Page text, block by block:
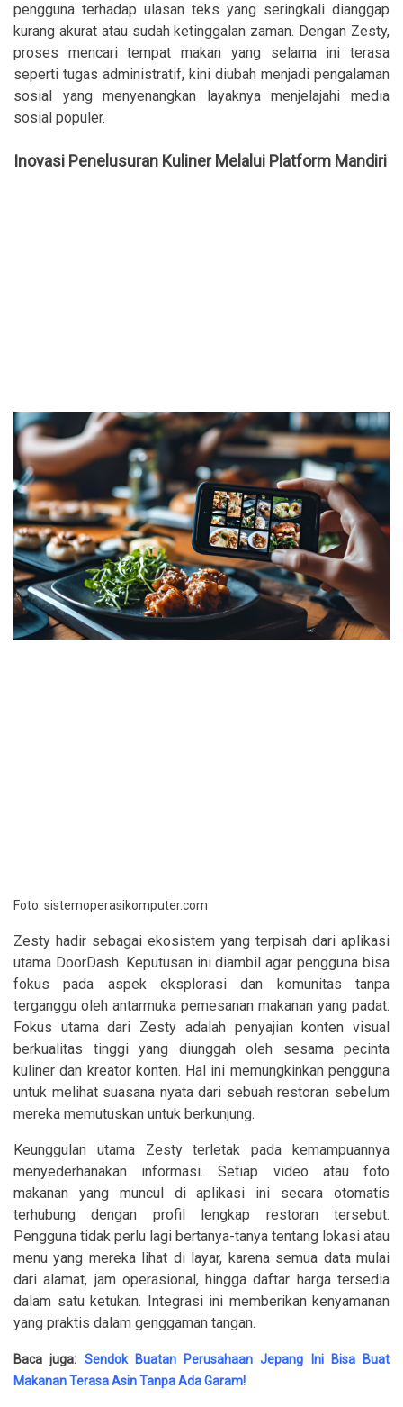
pengguna terhadap ulasan teks yang seringkali dianggap
kurang akurat atau sudah ketinggalan zaman. Dengan Zesty,
proses mencari tempat makan yang selama ini terasa
seperti tugas administratif, kini diubah menjadi pengalaman
sosial yang menyenangkan layaknya menjelajahi media
sosial populer.
Inovasi Penelusuran Kuliner Melalui Platform Mandiri
Foto: sistemoperasikomputer.com
Zesty hadir sebagai ekosistem yang terpisah dari aplikasi
utama DoorDash. Keputusan ini diambil agar pengguna bisa
fokus pada aspek eksplorasi dan komunitas tanpa
terganggu oleh antarmuka pemesanan makanan yang padat.
Fokus utama dari Zesty adalah penyajian konten visual
berkualitas tinggi yang diunggah oleh sesama pecinta
kuliner dan kreator konten. Hal ini memungkinkan pengguna
untuk melihat suasana nyata dari sebuah restoran sebelum
mereka memutuskan untuk berkunjung.
Keunggulan utama Zesty terletak pada kemampuannya
menyederhanakan informasi. Setiap video atau foto
makanan yang muncul di aplikasi ini secara otomatis
terhubung dengan profil lengkap restoran tersebut.
Pengguna tidak perlu lagi bertanya-tanya tentang lokasi atau
menu yang mereka lihat di layar, karena semua data mulai
dari alamat, jam operasional, hingga daftar harga tersedia
dalam satu ketukan. Integrasi ini memberikan kenyamanan
yang praktis dalam genggaman tangan.
Baca juga: Sendok Buatan Perusahaan Jepang Ini Bisa Buat
Makanan Terasa Asin Tanpa Ada Garam!